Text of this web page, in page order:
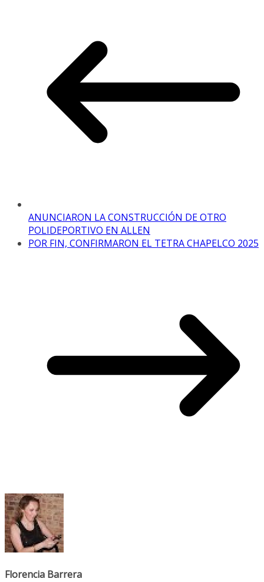
ANUNCIARON LA CONSTRUCCIÓN DE OTRO
POLIDEPORTIVO EN ALLEN
POR FIN, CONFIRMARON EL TETRA CHAPELCO 2025
Florencia Barrera